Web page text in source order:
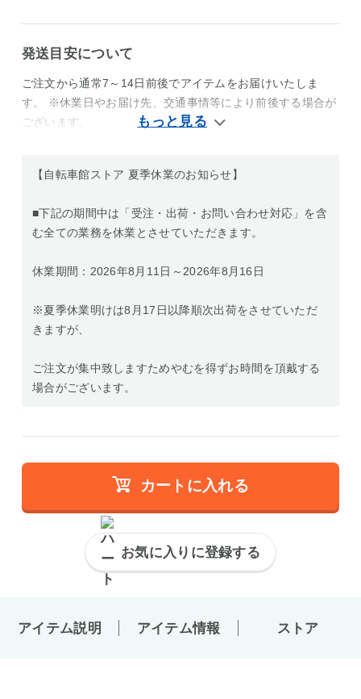
発送目安について
ご注文から通常7～14日前後でアイテムをお届けいたしま
す。 ※休業日やお届け先、交通事情等により前後する場合が
ございます。
【自転車館ストア 夏季休業のお知らせ】
■下記の期間中は「受注・出荷・お問い合わせ対応」を含
む全ての業務を休業とさせていただきます。
休業期間：2026年8月11日～2026年8月16日
※夏季休業明けは8月17日以降順次出荷をさせていただ
きますが、
ご注文が集中致しますためやむを得ずお時間を頂戴する
場合がございます。
カートに入れる
お気に入りに登録する
アイテム説明 アイテム情報 ストア